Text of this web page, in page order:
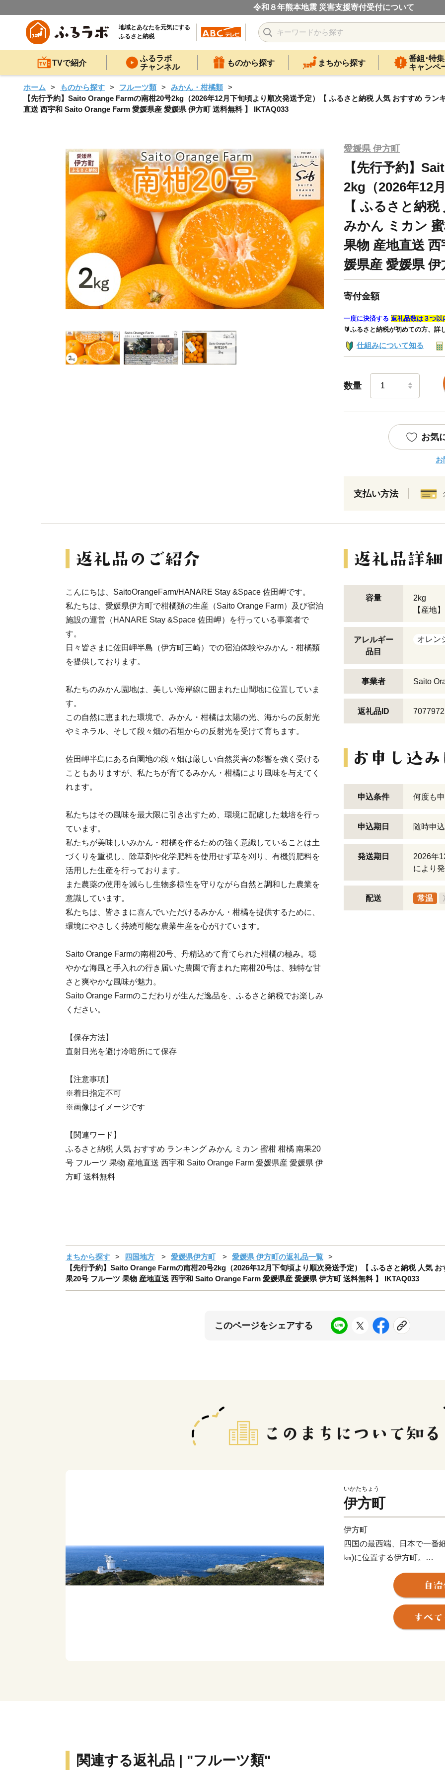
令和８年熊本地震 災害支援寄付受付について
地域とあなたを元気にする
ふるさと納税
TVで紹介
ふるラボ
チャンネル
ものから探す まちから探す
番組･特集
キャンペ
ホーム ものから探す フルーツ類
みかん・柑橘類
【先行予約】Saito Orange Farmの南柑20号2kg（2026年12月下旬頃より順次発送予定）【 ふるさと納税 人気 おすすめ ラ
直送 西宇和 Saito Orange Farm 愛媛県産 愛媛県 伊方町 送料無料 】 IKTAQ033
愛媛県 伊方町
【先行予約】
2kg（2026年12
【 ふるさと納
みかん ミカン
果物 産地直送
媛県産 愛媛県
寄付金額
一度に決済する 返礼品数は３つ以
🔰ふるさと納税が初めての方、詳
仕組みについて知る
数量
お気
お
支払い方法
こんにちは、SaitoOrangeFarm/HANARE Stay &Space 佐田岬です。
私たちは、愛媛県伊方町で柑橘類の生産（Saito Orange Farm）及び宿泊
施設の運営（HANARE Stay &Space 佐田岬）を行っている事業者で
す。
日々皆さまに佐田岬半島（伊方町三崎）での宿泊体験やみかん・柑橘類
を提供しております。
私たちのみかん園地は、美しい海岸線に囲まれた山間地に位置していま
す。
この自然に恵まれた環境で、みかん・柑橘は太陽の光、海からの反射光
やミネラル、そして段々畑の石垣からの反射光を受けて育ちます。
佐田岬半島にある自園地の段々畑は厳しい自然災害の影響を強く受ける
こともありますが、私たちが育てるみかん・柑橘により風味を与えてく
れます。
私たちはその風味を最大限に引き出すため、環境に配慮した栽培を行っ
ています。
私たちが美味しいみかん・柑橘を作るための強く意識していることは土
づくりを重視し、除草剤や化学肥料を使用せず草を刈り、有機質肥料を
活用した生産を行っております。
また農薬の使用を減らし生物多様性を守りながら自然と調和した農業を
意識しています。
私たちは、皆さまに喜んでいただけるみかん・柑橘を提供するために、
環境にやさしく持続可能な農業生産を心がけています。
Saito Orange Farmの南柑20号、丹精込めて育てられた柑橘の極み。穏
やかな海風と手入れの行き届いた農園で育まれた南柑20号は、独特な甘
さと爽やかな風味が魅力。
Saito Orange Farmのこだわりが生んだ逸品を、ふるさと納税でお楽しみ
ください。
【保存方法】
直射日光を避け冷暗所にて保存
【注意事項】
※着日指定不可
※画像はイメージです
【関連ワード】
ふるさと納税 人気 おすすめ ランキング みかん ミカン 蜜柑 柑橘 南果20
号 フルーツ 果物 産地直送 西宇和 Saito Orange Farm 愛媛県産 愛媛県 伊
方町 送料無料
容量
2kg
【産地
アレルギー
品目
オレン
事業者 Saito
返礼品ID 7077972
申込条件 何度も
申込期日 随時申
発送期日
2026年
により
配送 常温
まちから探す 四国地方 愛媛県伊方町
愛媛県 伊方町の返礼品一覧
【先行予約】Saito Orange Farmの南柑20号2kg（2026年12月下旬頃より順次発送予定）【 ふるさと納税 人気
果20号 フルーツ 果物 産地直送 西宇和 Saito Orange Farm 愛媛県産 愛媛県 伊方町 送料無料 】 IKTAQ033
このページをシェアする
いかたちょう
伊方町
伊方町
四国の最西端、日本で一番
㎞)に位置する伊方町。
南の宇和海側はなだらかな
アス式海岸を形成しており
候に恵まれた伊方町では、
デコポンなどの果樹栽培が
天然の好漁場にも恵まれ
関連する返礼品 | "フルーツ類"